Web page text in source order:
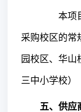
本项
采购校区的常
园校区、华山
三中小学校）
五、供应